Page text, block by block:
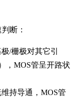
断：
/栅极对其它引
，MOS管呈开路状
持导通，MOS管